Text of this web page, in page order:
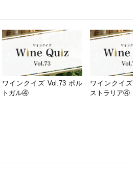
ワインクイズ Vol.73 ポル
トガル④
ワインクイズ
ストラリア④